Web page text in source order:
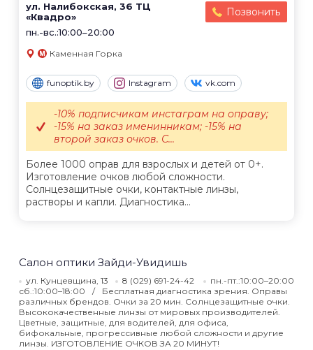
ул. Налибокская, 36 ТЦ
«Квадро»
пн.-вс.:10:00–20:00
Позвонить
Каменная Горка
funoptik.by Instagram vk.com
Более 1000 оправ для взрослых и детей от 0+.
Изготовление очков любой сложности.
Солнцезащитные очки, контактные линзы,
растворы и капли. Диагностика...
-10% подписчикам инстаграм на оправу;
-15% на заказ именинникам; -15% на
второй заказ очков. С...
Салон оптики Зайди-Увидишь
ул. Кунцевщина, 13 8 (029) 691-24-42
пн.-пт.:10:00–20:00
сб.:10:00–18:00
Бесплатная диагностика зрения. Оправы
различных брендов. Очки за 20 мин. Солнцезащитные очки.
Высококачественные линзы от мировых производителей.
Цветные, защитные, для водителей, для офиса,
бифокальные, прогрессивные любой сложности и другие
линзы. ИЗГОТОВЛЕНИЕ ОЧКОВ ЗА 20 МИНУТ!